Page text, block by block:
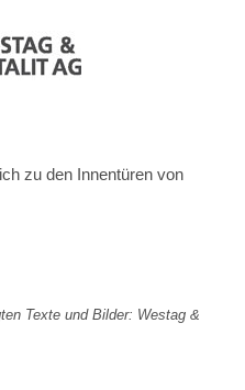
zu den Innentüren von
Texte und Bilder: Westag &